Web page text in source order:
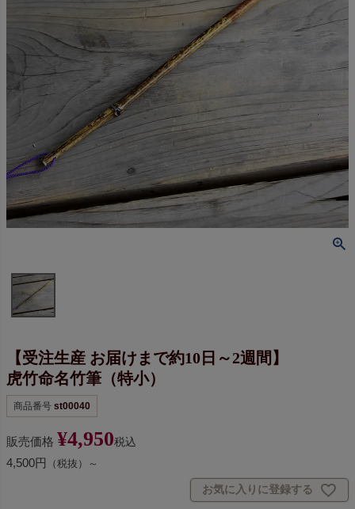
【受注生産 お届けまで約10日～2週間】
虎竹命名竹筆（特小）
商品番号 st00040
販売価格 ¥4,950税込
4,500円 （税抜）～
お気に入りに登録する